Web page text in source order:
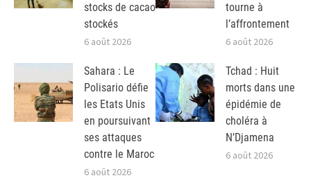
stocks de cacao
stockés
6 août 2026
tourne à
l’affrontement
6 août 2026
Sahara : Le
Polisario défie
les Etats Unis
en poursuivant
ses attaques
contre le Maroc
6 août 2026
Tchad : Huit
morts dans une
épidémie de
choléra à
N’Djamena
6 août 2026